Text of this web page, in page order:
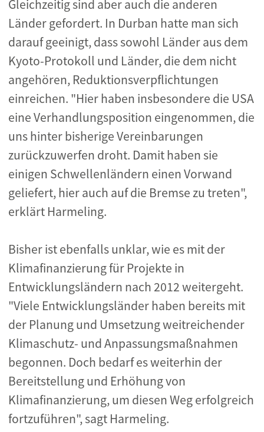
Gleichzeitig sind aber auch die anderen
Länder gefordert. In Durban hatte man sich
darauf geeinigt, dass sowohl Länder aus dem
Kyoto-Protokoll und Länder, die dem nicht
angehören, Reduktionsverpflichtungen
einreichen. "Hier haben insbesondere die USA
eine Verhandlungsposition eingenommen, die
uns hinter bisherige Vereinbarungen
zurückzuwerfen droht. Damit haben sie
einigen Schwellenländern einen Vorwand
geliefert, hier auch auf die Bremse zu treten",
erklärt Harmeling.
Bisher ist ebenfalls unklar, wie es mit der
Klimafinanzierung für Projekte in
Entwicklungsländern nach 2012 weitergeht.
"Viele Entwicklungsländer haben bereits mit
der Planung und Umsetzung weitreichender
Klimaschutz- und Anpassungsmaßnahmen
begonnen. Doch bedarf es weiterhin der
Bereitstellung und Erhöhung von
Klimafinanzierung, um diesen Weg erfolgreich
fortzuführen", sagt Harmeling.